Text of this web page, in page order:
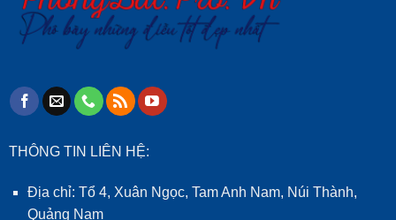
THÔNG TIN LIÊN HỆ:
Địa chỉ: Tổ 4, Xuân Ngọc, Tam Anh Nam, Núi Thành,
Quảng Nam